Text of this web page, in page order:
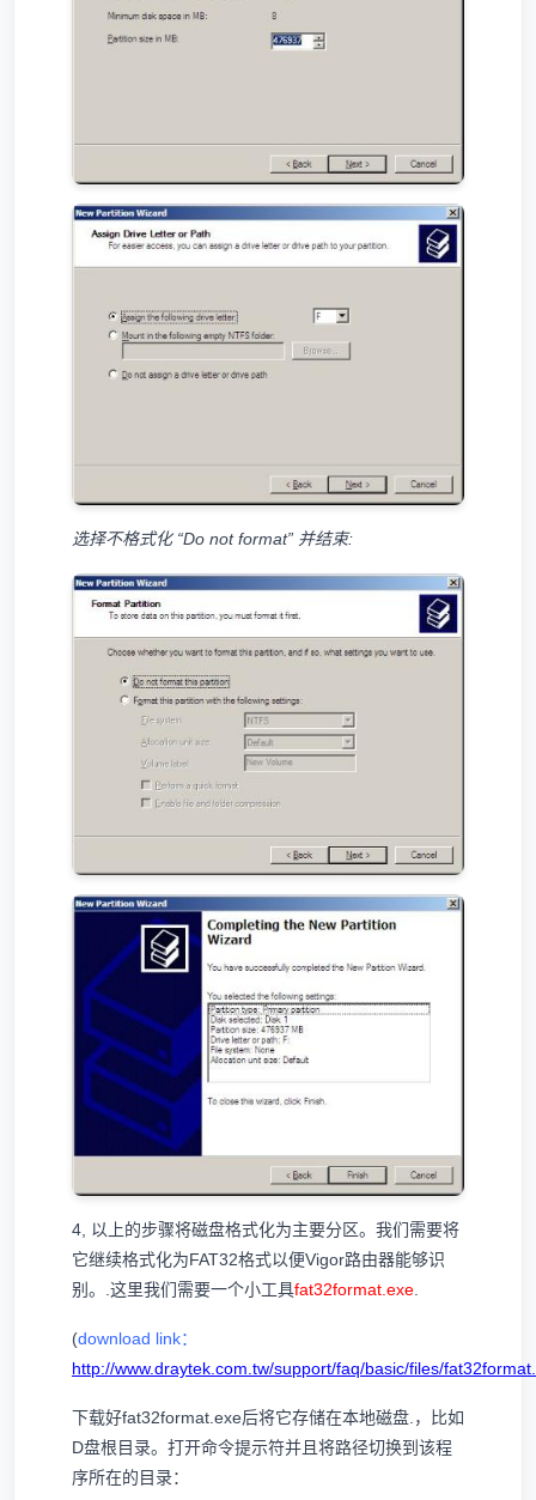
选择不格式化 “Do not format” 并结束:
4, 以上的步骤将磁盘格式化为主要分区。我们需要将
它继续格式化为FAT32格式以便Vigor路由器能够识
别。.这里我们需要一个小工具fat32format.exe.
(download link：
http://www.draytek.com.tw/support/faq/basic/files/
下载好fat32format.exe后将它存储在本地磁盘.，比如
D盘根目录。打开命令提示符并且将路径切换到该程
序所在的目录：